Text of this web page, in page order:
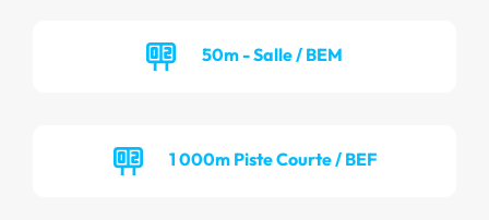
50m - Salle / BEM
1 000m Piste Courte / BEF